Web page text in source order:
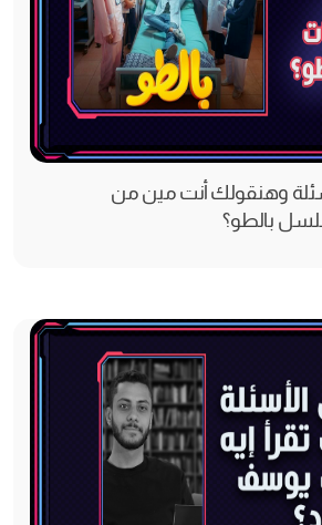
وهنقولك أنت مين من
بالطو؟